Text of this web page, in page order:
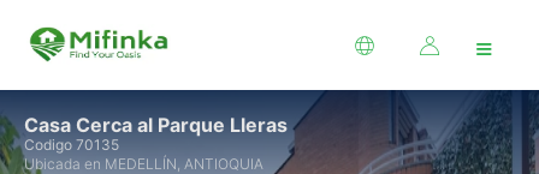
≡
Casa Cerca al Parque Lleras
Codigo 70135
Ubicada en MEDELLÍN, ANTIOQUIA